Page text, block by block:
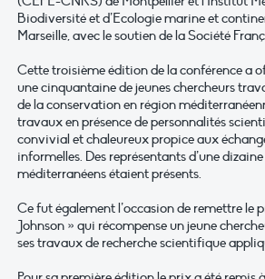
Biodiversité et d’Ecologie marine et
Marseille, avec le soutien de la Société
Cette troisième édition de la conférence a
une cinquantaine de jeunes chercheurs
de la conservation en région
travaux en présence de personnalités
convivial et chaleureux propice aux
informelles. Des représentants d’une
méditerranéens étaient présents.
Ce fut également l’occasion de remettre le
Johnson » qui récompense un jeune
ses travaux de recherche scientifique